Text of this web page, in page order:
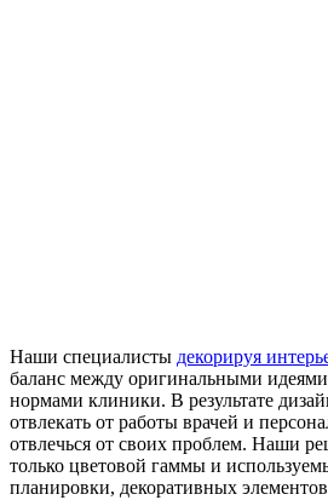
Наши специалисты декорируя
баланс между оригинальными
нормами клиники. В результате
отвлекать от работы врачей и
отвлечься от своих проблем. Наши
только цветовой гаммы и
планировки, декоративных